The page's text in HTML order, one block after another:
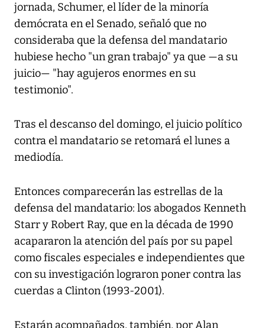
jornada, Schumer, el líder de la minoría
demócrata en el Senado, señaló que no
consideraba que la defensa del mandatario
hubiese hecho "un gran trabajo" ya que —a su
juicio— "hay agujeros enormes en su
testimonio".
Tras el descanso del domingo, el juicio político
contra el mandatario se retomará el lunes a
mediodía.
Entonces comparecerán las estrellas de la
defensa del mandatario: los abogados Kenneth
Starr y Robert Ray, que en la década de 1990
acapararon la atención del país por su papel
como fiscales especiales e independientes que
con su investigación lograron poner contra las
cuerdas a Clinton (1993-2001).
Estarán acompañados, también, por Alan